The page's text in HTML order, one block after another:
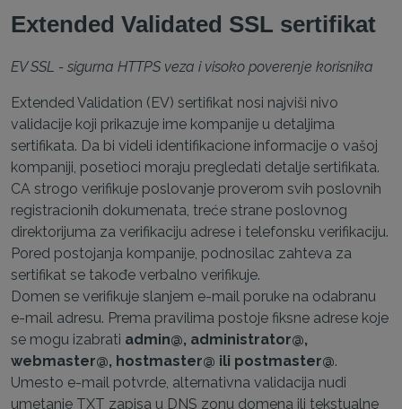
Extended Validated SSL sertifikat
EV SSL - sigurna HTTPS veza i visoko poverenje korisnika
Extended Validation (EV) sertifikat nosi najviši nivo
validacije koji prikazuje ime kompanije u detaljima
sertifikata. Da bi videli identifikacione informacije o vašoj
kompaniji, posetioci moraju pregledati detalje sertifikata.
CA strogo verifikuje poslovanje proverom svih poslovnih
registracionih dokumenata, treće strane poslovnog
direktorijuma za verifikaciju adrese i telefonsku verifikaciju.
Pored postojanja kompanije, podnosilac zahteva za
sertifikat se takođe verbalno verifikuje.
Domen se verifikuje slanjem e-mail poruke na odabranu
e-mail adresu. Prema pravilima postoje fiksne adrese koje
se mogu izabrati admin@, administrator@,
webmaster@, hostmaster@ ili postmaster@.
Umesto e-mail potvrde, alternativna validacija nudi
umetanje TXT zapisa u DNS zonu domena ili tekstualne